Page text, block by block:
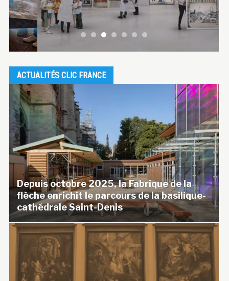
ACTUALITÉS CLIC FRANCE
Depuis octobre 2025, la Fabrique de la
flèche enrichit le parcours de la basilique-
cathédrale Saint-Denis